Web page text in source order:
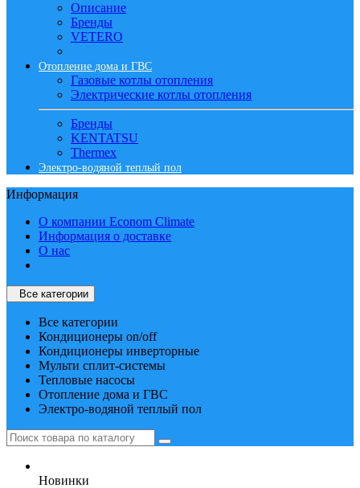
Описание
Бренды
VETERO
Отопление дома и ГВС
Газовые котлы отопления
Электрические котлы отопления
Бренды
KENTATSU
Thermex
Электро-водяной теплый пол
Информация
О компании Econom Climate
Информация о доставке
О нас
Все категории
Все категории
Кондиционеры on/off
Кондиционеры инверторные
Мульти сплит-системы
Тепловые насосы
Отопление дома и ГВС
Электро-водяной теплый пол
Новинки